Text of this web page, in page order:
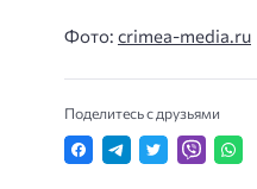
Фото: crimea-media.ru
Поделитесь с друзьями